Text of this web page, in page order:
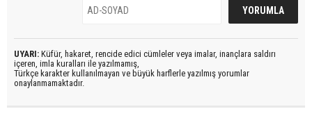
UYARI: Küfür, hakaret, rencide edici cümleler veya imalar, inançlara saldırı
içeren, imla kuralları ile yazılmamış,
Türkçe karakter kullanılmayan ve büyük harflerle yazılmış yorumlar
onaylanmamaktadır.